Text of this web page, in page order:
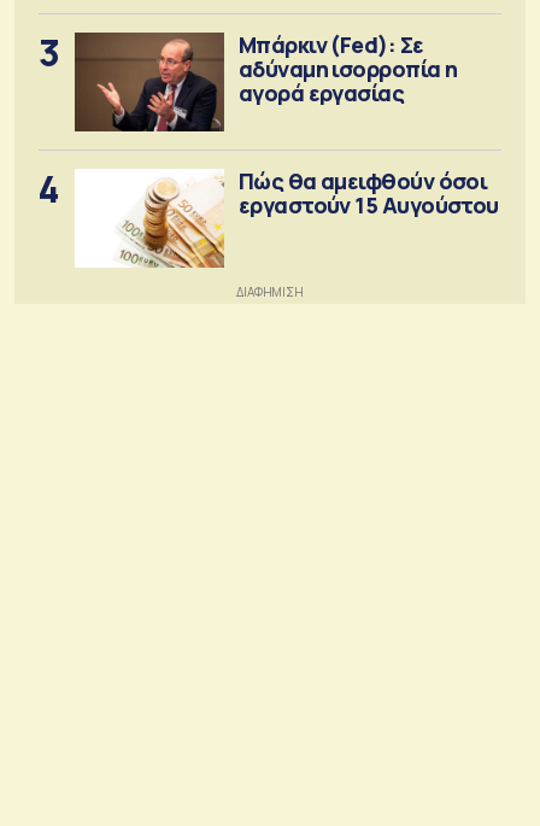
3
Μπάρκιν (Fed): Σε
αδύναμη ισορροπία η
αγορά εργασίας
4
Πώς θα αμειφθούν όσοι
εργαστούν 15 Αυγούστου